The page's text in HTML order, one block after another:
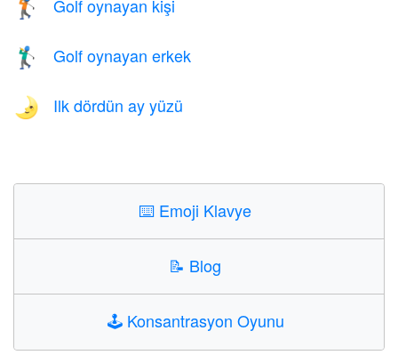
🏌️ Golf oynayan kişi
🏌️‍♂️ Golf oynayan erkek
🌛 Ilk dördün ay yüzü
⌨️ Emoji Klavye
📝 Blog
🕹️ Konsantrasyon Oyunu